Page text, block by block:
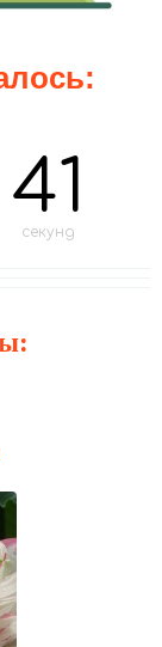
40
секунд